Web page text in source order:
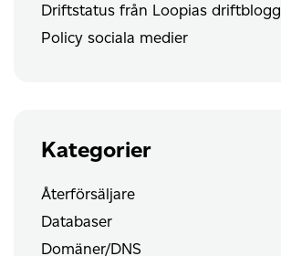
Driftstatus från Loopias driftblogg
Policy sociala medier
Kategorier
Återförsäljare
Databaser
Domäner/DNS